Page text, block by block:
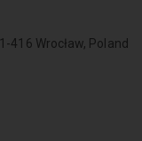
416 Wrocław, Poland